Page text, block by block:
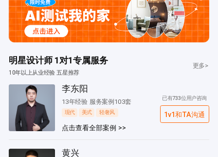
明星设计师 1对1专属服务
10年以上从业经验 五星推荐
更多>
李东阳
13年经验 服务案例103套
现代 美式 轻奢风
点击查看全部案例 >>
已有733位用户咨询
1v1和TA沟通
黄兴